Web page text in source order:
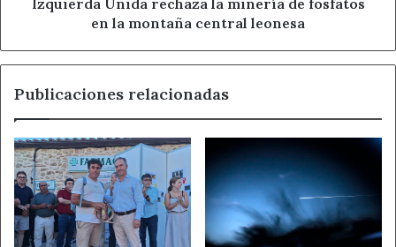
estudiantes universitarios leoneses
facultad de ciencias biologicas ule
Universidad de León
Izquierda Unida rechaza la minería de fosfatos
en la montaña central leonesa
Publicaciones relacionadas